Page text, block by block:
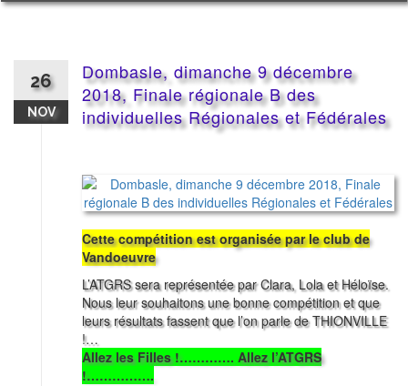
Aller
26
NOV
Dombasle, dimanche 9 décembre
2018, Finale régionale B des
individuelles Régionales et Fédérales
Cette compétition est organisée par le club de
Vandoeuvre
L’ATGRS sera représentée par Clara, Lola et Héloïse.
Nous leur souhaitons une bonne compétition et que
leurs résultats fassent que l’on parle de THIONVILLE
!…
Allez les Filles !…………. Allez l’ATGRS
!…………….